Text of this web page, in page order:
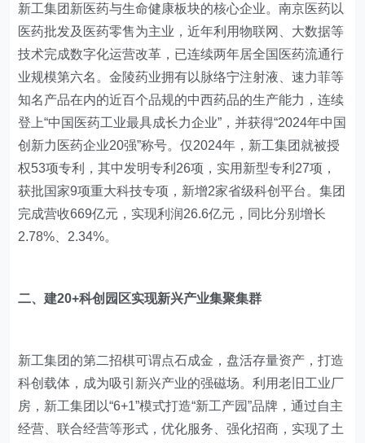
新工集团新医药与生命健康板块的核心企业。南京医药以
医药批发及医药零售为主业，近年利用物联网、大数据等
技术完成数字化运营改革，已连续两年居全国医药流通行
业规模第六名。金陵药业拥有以脉络宁注射液、速力菲等
知名产品在内的近百个品规的中西药品的生产能力，连续
登上“中国医药工业最具成长力企业”，并获得“2024年中国
创新力医药企业20强”称号。仅2024年，新工集团就被授
权53项专利，其中发明专利26项，实用新型专利27项，
获批国家9项重大科技专项，新增2家省级科创平台。集团
完成营收669亿元，实现利润26.6亿元，同比分别增长
2.78%、2.34%。
二、建20+科创园区实现新兴产业集聚集群
新工集团的第二招棋可谓点石成金，盘活存量资产，打造
科创载体，成为吸引新兴产业的强磁场。利用老旧工业厂
房，新工集团以“6+1”模式打造“新工产园”品牌，通过自主
经营、联合经营等形式，优化服务、强化招商，实现了土